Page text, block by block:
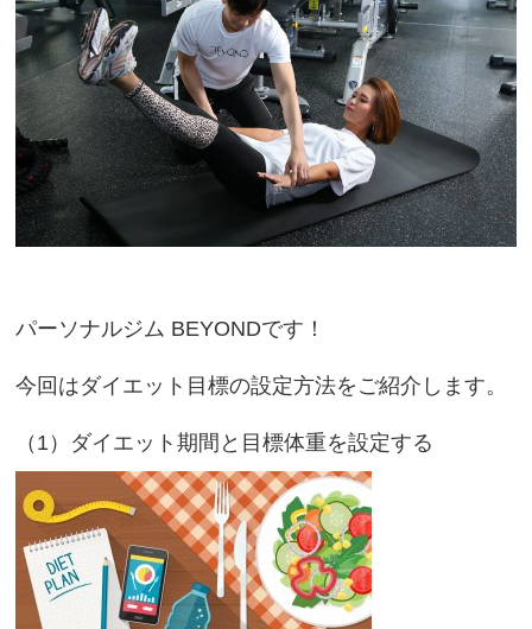
パーソナルジム BEYONDです！
今回はダイエット目標の設定方法をご紹介します。
（1）ダイエット期間と目標体重を設定する